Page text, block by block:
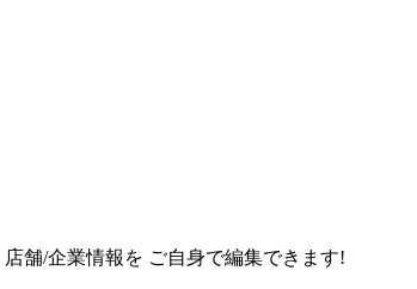
店舗/企業情報を ご自身で編集できます!